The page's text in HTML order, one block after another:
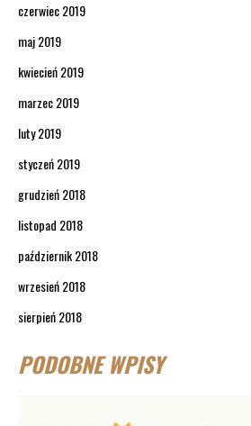
czerwiec 2019
maj 2019
kwiecień 2019
marzec 2019
luty 2019
styczeń 2019
grudzień 2018
listopad 2018
październik 2018
wrzesień 2018
sierpień 2018
PODOBNE WPISY